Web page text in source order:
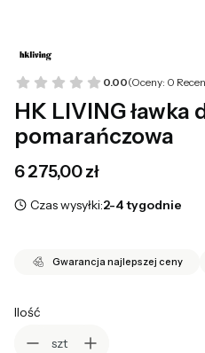
0.00(Oceny: 0
HK LIVING ławka
pomarańczowa
Cena
6 275,00 zł
Czas wysyłki:2-4 tygodnie
Gwarancja najlepszej ceny
Ilość
szt